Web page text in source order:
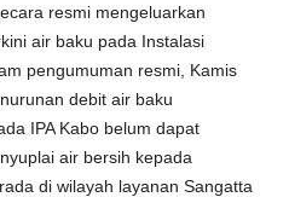
resmi mengeluarkan
air baku pada Instalasi
pengumuman resmi, Kamis
debit air baku
IPA Kabo belum dapat
air bersih kepada
di wilayah layanan Sangatta